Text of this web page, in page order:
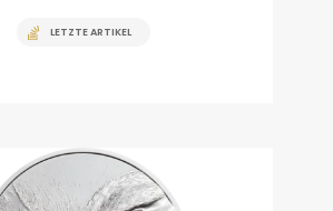
LETZTE ARTIKEL